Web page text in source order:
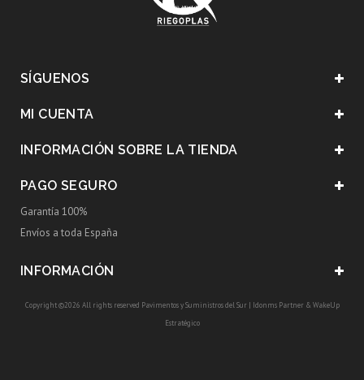
SÍGUENOS
MI CUENTA
INFORMACIÓN SOBRE LA TIENDA
PAGO SEGURO
Garantía 100%
Envíos a toda España
INFORMACIÓN
Copyright ©2026 All rights reserved Pavimentos y Suministros del Sur | Idonms Partner& WakeUp
Estratégico